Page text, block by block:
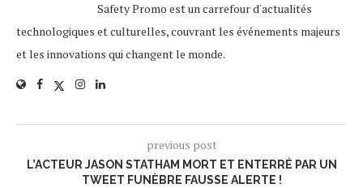
Safety Promo est un carrefour d'actualités
technologiques et culturelles, couvrant les événements majeurs
et les innovations qui changent le monde.
previous post
L’ACTEUR JASON STATHAM MORT ET ENTERRÉ PAR UN
TWEET FUNÈBRE FAUSSE ALERTE !